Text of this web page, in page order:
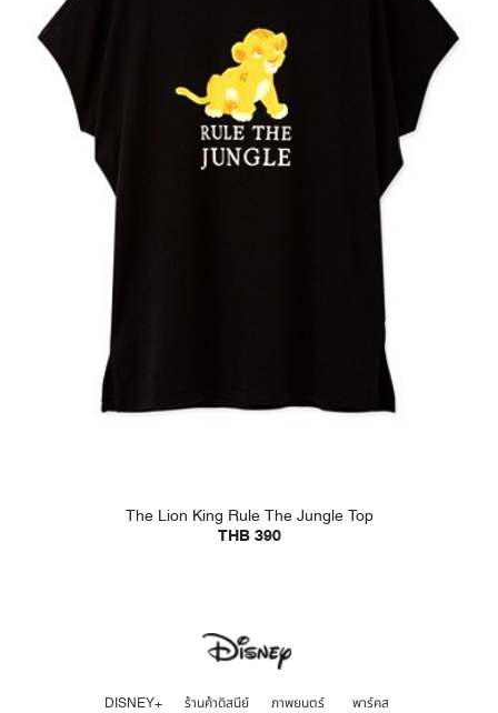
The Lion King Rule The Jungle Top
THB 390
DISNEY+ ร้านค้าดิสนีย์ ภาพยนตร์ พาร์คส